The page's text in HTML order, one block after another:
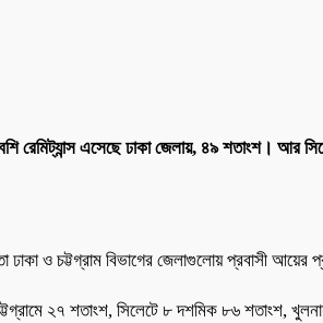
রেমিট্যান্স এসেছে ঢাকা জেলায়, ৪৯ শতাংশ। আর
ঢাকা ও চট্টগ্রাম বিভাগের জেলাগুলোয় প্রবাসী
২৭ শতাংশ, সিলেটে ৮ দশমিক ৮৬ শতাংশ,